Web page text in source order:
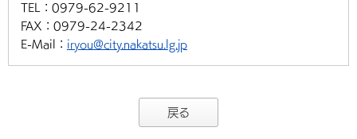
TEL： 0979-62-9211
FAX： 0979-24-2342
E-Mail： iryou@city.nakatsu.lg.jp
戻る